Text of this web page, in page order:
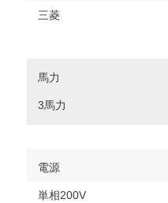
三菱
馬力
3馬力
電源
単相200V